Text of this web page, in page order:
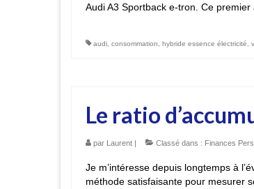
Audi A3 Sportback e-tron. Ce
audi, consommation, hybride essence électricité,
Le ratio
par Laurent Classé dans : Finances
Je m’intéresse depuis longtemps à
méthode satisfaisante pour mesurer